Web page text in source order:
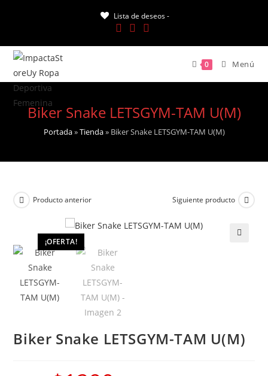
Lista de deseos -
0 Menú
Biker Snake LETSGYM-TAM U(M)
Portada»Tienda» Biker Snake LETSGYM-TAM U(M)
¡OFERTA!
Producto anterior Siguiente producto
Biker Snake LETSGYM-TAM U(M)